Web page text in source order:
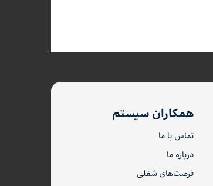
همکاران سیستم
تماس با ما
درباره ما
فرصت‌های شغلی